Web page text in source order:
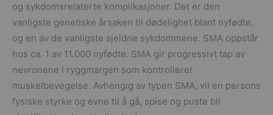
og sykdomsrelaterte komplikasjoner. Det er den
vanligste genetiske årsaken til dødelighet blant nyfødte,
og en av de vanligste sjeldne sykdommene. SMA oppstår
hos ca. 1 av 11.000 nyfødte. SMA gir progressivt tap av
nevronene i ryggmargen som kontrollerer
muskelbevegelse. Avhengig av typen SMA, vil en persons
fysiske styrke og evne til å gå, spise og puste bli